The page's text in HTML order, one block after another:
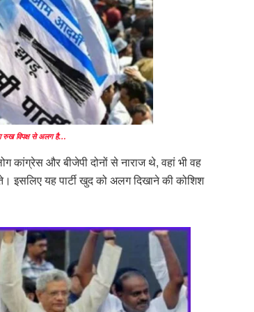
रुख विपक्ष से अलग है…
कांग्रेस और बीजेपी दोनों से नाराज थे, वहां भी वह
इसलिए यह पार्टी खुद को अलग दिखाने की कोशिश